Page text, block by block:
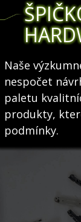
Naše
nespočet
paletu
produkty,
podmínky.